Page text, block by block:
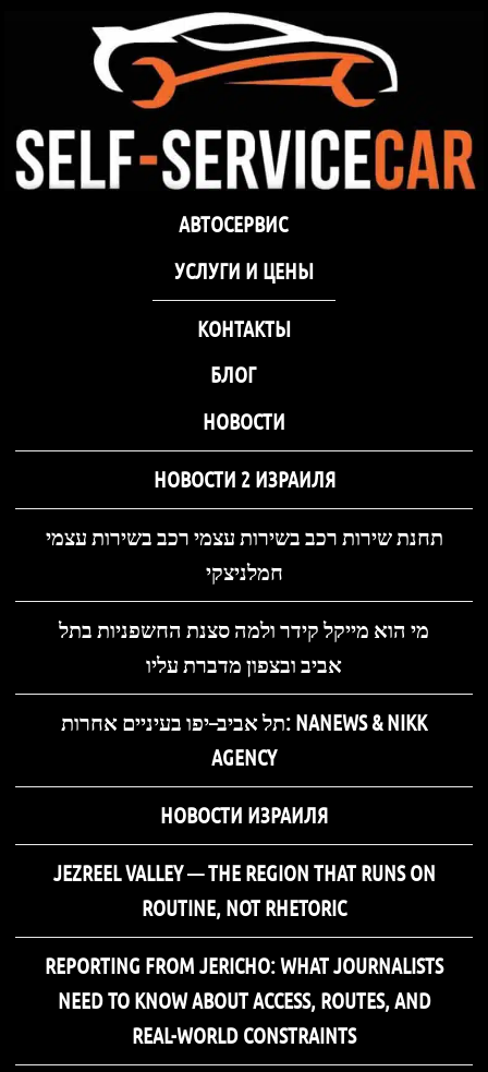
самообслуживания Self-
Service Car Хмельницкий
Автосервис СТО
самообслуживания Self-
Service Car Хмельницкий
Автосервис СТО самообслуживания Self-
АВТОСЕРВИС
УCЛУГИ И ЦЕНЫ
КОНТАКТЫ
БЛОГ
НОВОСТИ
НОВОСТИ 2 ИЗРАИЛЯ
תחנת שירות רכב בשירות עצמי רכב בשירות עצמי
חמלניצקי
מי הוא מייקל קידר ולמה סצנת החשפניות בתל
אביב ובצפון מדברת עליו
תל אביב–יפו בעיניים אחרות: NANEWS & NIKK
AGENCY
НОВОСТИ ИЗРАИЛЯ
JEZREEL VALLEY — THE REGION THAT RUNS ON
ROUTINE, NOT RHETORIC
REPORTING FROM JERICHO: WHAT JOURNALISTS
NEED TO KNOW ABOUT ACCESS, ROUTES, AND
REAL-WORLD CONSTRAINTS